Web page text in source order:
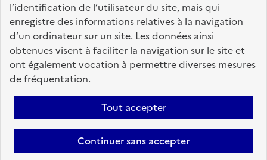
l’identification de l’utilisateur du site, mais qui
enregistre des informations relatives à la navigation
d’un ordinateur sur un site. Les données ainsi
obtenues visent à faciliter la navigation sur le site et
ont également vocation à permettre diverses mesures
de fréquentation.
Tout accepter
Continuer sans accepter
fonction-publique.gouv.fr
legifrance.gouv.fr
gouvernement.fr
Accessibilité : totalement conforme
Personnaliser les cookies
Mentions légales Contact
candidats